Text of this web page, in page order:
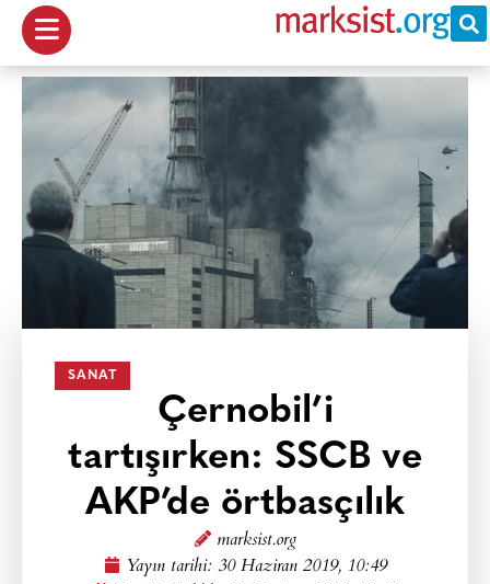
SANAT
Çernobil’i
tartışırken: SSCB ve
AKP’de örtbasçılık
marksist.org
Yayın tarihi: 30 Haziran 2019, 10:49